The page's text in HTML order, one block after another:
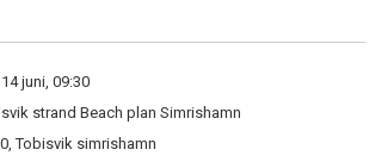
juni, 09:30
strand Beach plan Simrishamn
Tobisvik simrishamn